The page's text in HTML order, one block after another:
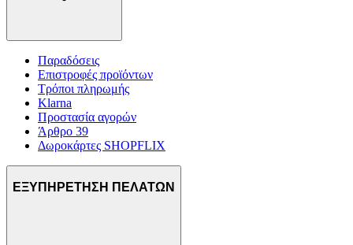
Παραδόσεις
Επιστροφές προϊόντων
Τρόποι πληρωμής
Klarna
Προστασία αγορών
Άρθρο 39
Δωροκάρτες SHOPFLIX
ΕΞΥΠΗΡΕΤΗΣΗ ΠΕΛΑΤΩΝ